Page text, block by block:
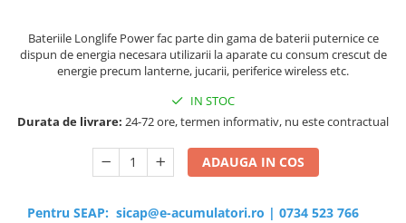
Bateriile Longlife Power fac parte din gama de baterii puternice ce
dispun de energia necesara utilizarii la aparate cu consum crescut de
energie precum lanterne, jucarii, periferice wireless etc.
IN STOC
Durata de livrare: 24-72 ore, termen informativ, nu este contractual
ADAUGA IN COS
Pentru SEAP: sicap@e-acumulatori.ro | 0734 523 766